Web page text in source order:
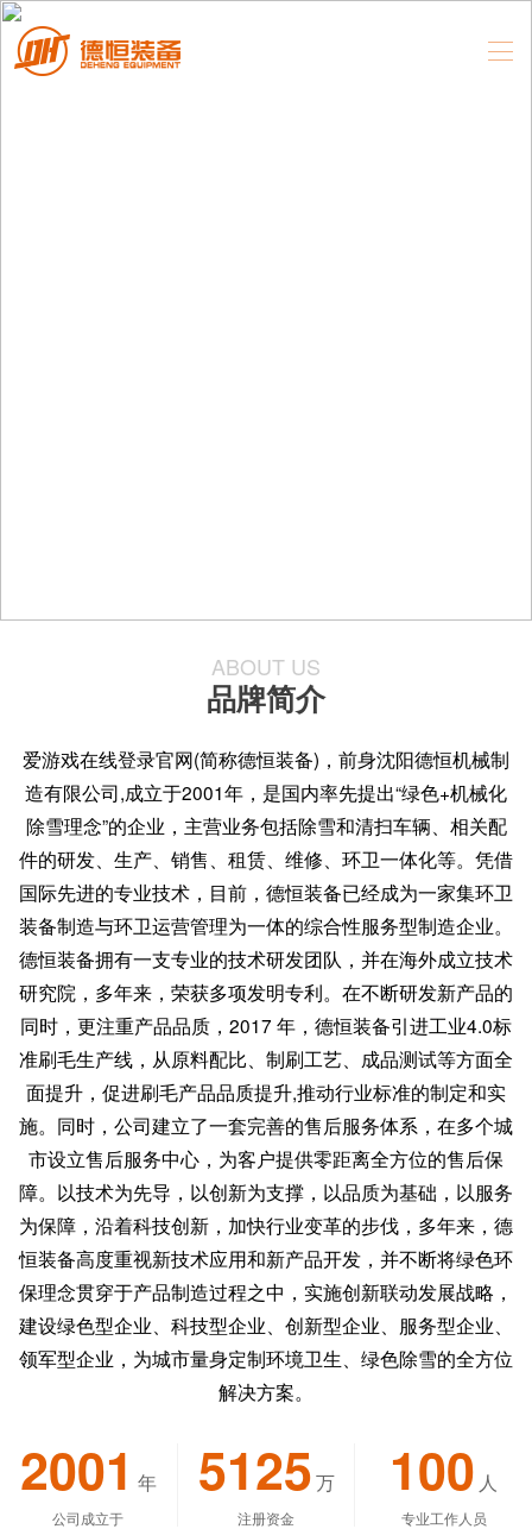
ABOUT US
品牌简介
爱游戏在线登录官网(简称德恒装备)，前身沈阳德恒机械制
造有限公司,成立于2001年，是国内率先提出“绿色+机械化
除雪理念”的企业，主营业务包括除雪和清扫车辆、相关配
件的研发、生产、销售、租赁、维修、环卫一体化等。凭借
国际先进的专业技术，目前，德恒装备已经成为一家集环卫
装备制造与环卫运营管理为一体的综合性服务型制造企业。
德恒装备拥有一支专业的技术研发团队，并在海外成立技术
研究院，多年来，荣获多项发明专利。在不断研发新产品的
同时，更注重产品品质，2017 年，德恒装备引进工业4.0标
准刷毛生产线，从原料配比、制刷工艺、成品测试等方面全
面提升，促进刷毛产品品质提升,推动行业标准的制定和实
施。同时，公司建立了一套完善的售后服务体系，在多个城
市设立售后服务中心，为客户提供零距离全方位的售后保
障。以技术为先导，以创新为支撑，以品质为基础，以服务
为保障，沿着科技创新，加快行业变革的步伐，多年来，德
恒装备高度重视新技术应用和新产品开发，并不断将绿色环
保理念贯穿于产品制造过程之中，实施创新联动发展战略，
建设绿色型企业、科技型企业、创新型企业、服务型企业、
领军型企业，为城市量身定制环境卫生、绿色除雪的全方位
解决方案。
2001 年
公司成立于
5125万
注册资金
100 人
专业工作人员